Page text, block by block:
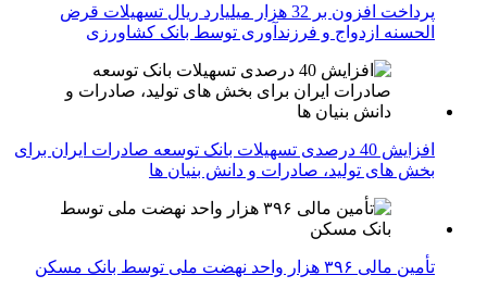
پرداخت افزون بر 32 هزار میلیارد ریال تسهیلات قرض
الحسنه ازدواج و فرزندآوری توسط بانک کشاورزی
افزایش 40 درصدی تسهیلات بانک توسعه صادرات ایران برای
بخش های تولید، صادرات و دانش بنیان ها
تأمین مالی ۳۹۶ هزار واحد نهضت ملی توسط بانک مسکن